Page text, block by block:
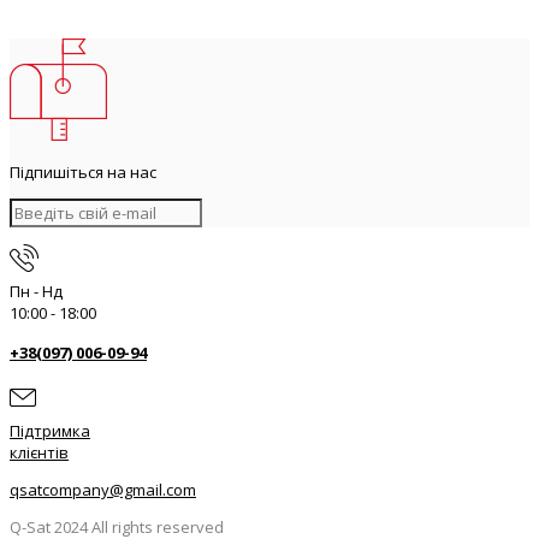
Підпишіться на нас
Пн - Нд
10:00 - 18:00
+38(097) 006-09-94
Підтримка
клієнтів
qsatcompany@gmail.com
Q-Sat 2024 All rights reserved